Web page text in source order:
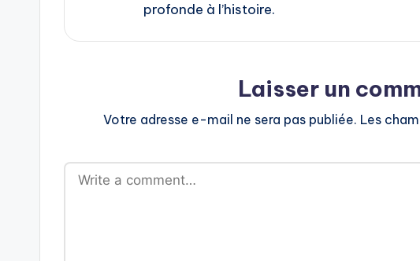
profonde à l’histoire.
Laisser un
Votre adresse e-mail ne sera pas publiée. Les